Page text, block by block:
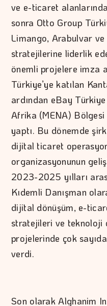
ve e-ticaret
sonra Otto Group
Limango, Arabulvar
stratejilerine liderlik
önemli projelere imza
Türkiye’ye katılan
ardından eBay
Afrika (MENA)
yaptı. Bu dönemde
dijital ticaret
organizasyonunun
2023-2025 yılları
Kıdemli Danışman
dijital dönüşüm, e-
stratejileri ve teknoloji
projelerinde çok
verdi.
Son olarak Alghanim